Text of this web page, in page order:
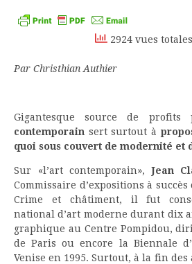
2924 vues totales
Par Christhian Authier
Gigantesque source de
contemporain sert surtout à
quoi sous couvert de modernité et
Sur «l’art contemporain»,Jean
Commissaire d’expositions à
Crime et châtiment, il fut
national d’art moderne durant dix
graphique au Centre Pompidou,
de Paris ou encore la Biennale
Venise en 1995. Surtout, à la fin des